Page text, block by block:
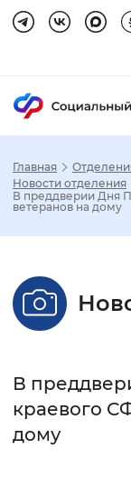
Главная
Новости отделения
В преддверии Дня
ветеранов на дому
В
краевого
дому